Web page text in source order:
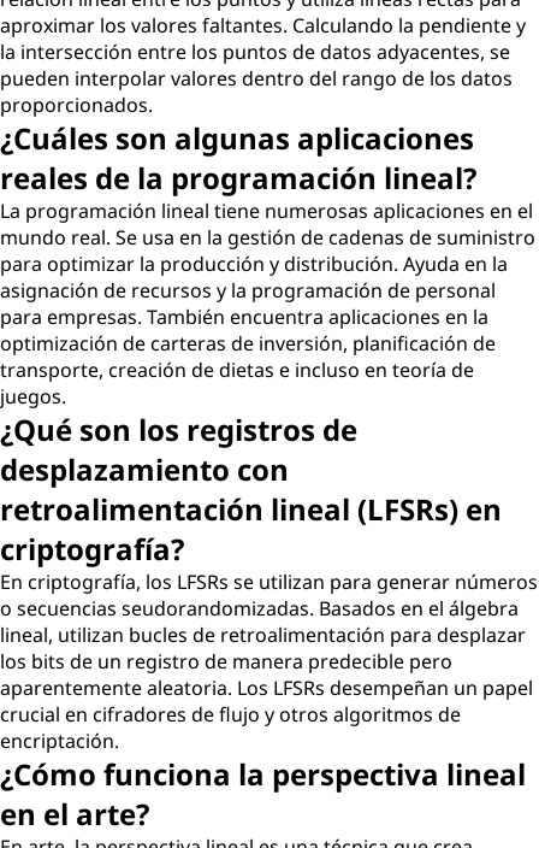
aproximar los valores faltantes. Calculando la pendiente y
la intersección entre los puntos de datos adyacentes, se
pueden interpolar valores dentro del rango de los datos
proporcionados.
¿Cuáles son algunas aplicaciones
reales de la programación lineal?
La programación lineal tiene numerosas aplicaciones en el
mundo real. Se usa en la gestión de cadenas de suministro
para optimizar la producción y distribución. Ayuda en la
asignación de recursos y la programación de personal
para empresas. También encuentra aplicaciones en la
optimización de carteras de inversión, planificación de
transporte, creación de dietas e incluso en teoría de
juegos.
¿Qué son los registros de
desplazamiento con
retroalimentación lineal (LFSRs) en
criptografía?
En criptografía, los LFSRs se utilizan para generar números
o secuencias seudorandomizadas. Basados en el álgebra
lineal, utilizan bucles de retroalimentación para desplazar
los bits de un registro de manera predecible pero
aparentemente aleatoria. Los LFSRs desempeñan un papel
crucial en cifradores de flujo y otros algoritmos de
encriptación.
¿Cómo funciona la perspectiva lineal
en el arte?